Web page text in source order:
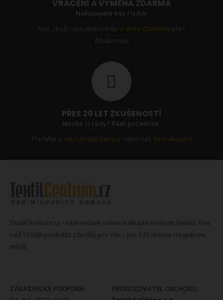
VRÁCENÍ A VÝMĚNA ZDARMA
Nakupujete bez rizika!
Ano, zboží nám jednoduševrátíte ZDARMA přes
Zásilkovnu!
PŘES 20 LET ZKUŠENOSTÍ
Nevíte si rady? Rádi poradíme.
Přečtěte si nejčastější dotazy nebo nás kontaktujte!
TextilCentrum.cz - internetové online nákupní centrum textilu. Více
než 15 000 produktů z textilu pro Vás i pro Váš domov na jednom
místě.
ZÁKAZNICKÁ PODPORA:
PROVOZOVATEL OBCHODU: